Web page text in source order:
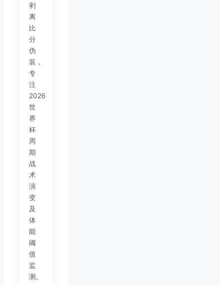
剥
离
比
分
伪
装，
专
注
2026
世
界
杯
周
期
战
术
演
变
及
体
能
阈
值
监
测。